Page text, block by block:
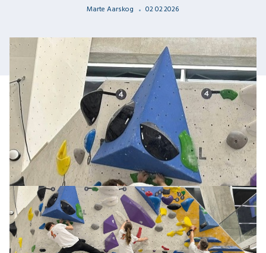
Marte Aarskog 02022026
Vil du være med å videreutvikle Tromsø Klatreklubb?